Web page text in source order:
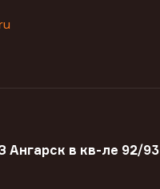
Ангарск в кв-ле 92/93